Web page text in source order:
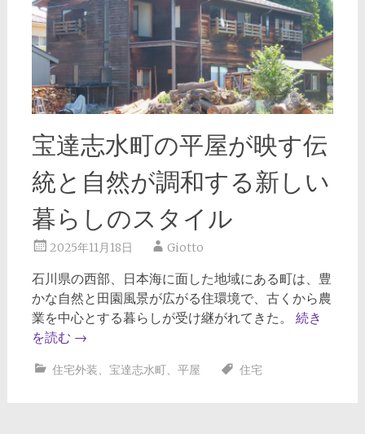
宝達志水町の平屋が映す伝
統と自然が調和する新しい
暮らしのスタイル
2025年11月18日 Giotto
石川県の西部、日本海に面した地域にある町は、豊
かな自然と田園風景が広がる住環境で、古くから農
業を中心とする暮らしが受け継がれてきた。 続き
を読む →
住宅外装、 宝達志水町、 平屋 住宅